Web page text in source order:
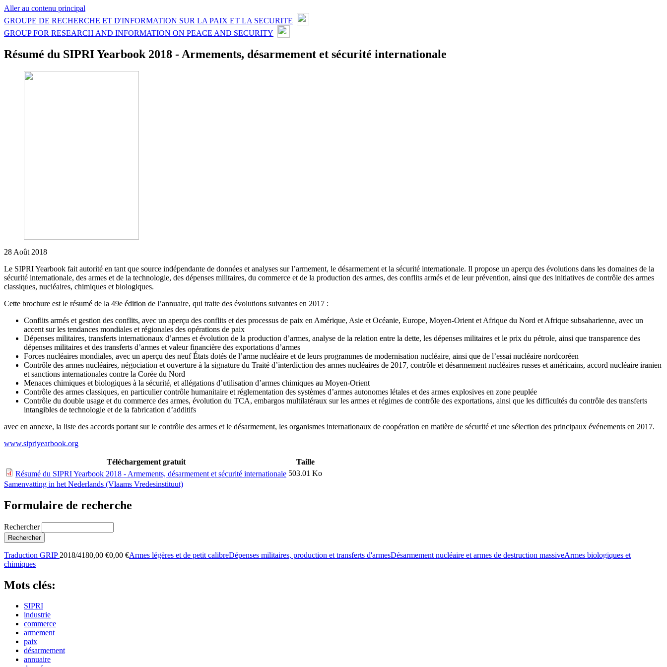
Aller au contenu principal
GROUPE DE RECHERCHE ET D'INFORMATION SUR LA PAIX ET LA SECURITE
GROUP FOR RESEARCH AND INFORMATION ON PEACE AND SECURITY
Résumé du SIPRI Yearbook 2018 - Armements, désarmement et sécurité internationale
28 Août 2018
Le SIPRI Yearbook fait autorité en tant que source indépendante de données et analyses sur l’armement, le désarmement et la sécurité internationale. Il propose un aperçu des évolutions dans les domaines de la
sécurité internationale, des armes et de la technologie, des dépenses militaires, du commerce et de la production des armes, des conflits armés et de leur prévention, ainsi que des initiatives de contrôle des armes
classiques, nucléaires, chimiques et biologiques.
Cette brochure est le résumé de la 49e édition de l’annuaire, qui traite des évolutions suivantes en 2017 :
Conflits armés et gestion des conflits, avec un aperçu des conflits et des processus de paix en Amérique, Asie et Océanie, Europe, Moyen-Orient et Afrique du Nord et Afrique subsaharienne, avec un
accent sur les tendances mondiales et régionales des opérations de paix
Dépenses militaires, transferts internationaux d’armes et évolution de la production d’armes, analyse de la relation entre la dette, les dépenses militaires et le prix du pétrole, ainsi que transparence des
dépenses militaires et des transferts d’armes et valeur financière des exportations d’armes
Forces nucléaires mondiales, avec un aperçu des neuf États dotés de l’arme nucléaire et de leurs programmes de modernisation nucléaire, ainsi que de l’essai nucléaire nordcoréen
Contrôle des armes nucléaires, négociation et ouverture à la signature du Traité d’interdiction des armes nucléaires de 2017, contrôle et désarmement nucléaires russes et américains, accord nucléaire iranien
et sanctions internationales contre la Corée du Nord
Menaces chimiques et biologiques à la sécurité, et allégations d’utilisation d’armes chimiques au Moyen-Orient
Contrôle des armes classiques, en particulier contrôle humanitaire et réglementation des systèmes d’armes autonomes létales et des armes explosives en zone peuplée
Contrôle du double usage et du commerce des armes, évolution du TCA, embargos multilatéraux sur les armes et régimes de contrôle des exportations, ainsi que les difficultés du contrôle des transferts
intangibles de technologie et de la fabrication d’additifs
avec en annexe, la liste des accords portant sur le contrôle des armes et le désarmement, les organismes internationaux de coopération en matière de sécurité et une sélection des principaux événements en 2017.
www.sipriyearbook.org
Téléchargement gratuit
Taille
Résumé du SIPRI Yearbook 2018 - Armements, désarmement et sécurité internationale 503.01 Ko
Samenvatting in het Nederlands (Vlaams Vredesinstituut)
Formulaire de recherche
Rechercher
Traduction GRIP 2018/4180,00 €0,00 €Armes légères et de petit calibreDépenses militaires, production et transferts d'armesDésarmement nucléaire et armes de destruction massiveArmes biologiques et
chimiques
Mots clés:
SIPRI
industrie
commerce
armement
paix
désarmement
annuaire